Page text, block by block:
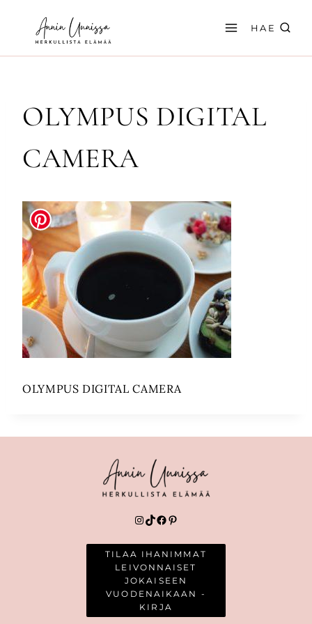
sisältöön
HAE
OLYMPUS DIGITAL
CAMERA
OLYMPUS DIGITAL CAMERA
Instagram
TikTok
Facebook
Pinterest
TILAA IHANIMMAT
LEIVONNAISET
JOKAISEEN
VUODENAIKAAN -
KIRJA